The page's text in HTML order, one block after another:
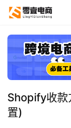
Shopify收款
置)